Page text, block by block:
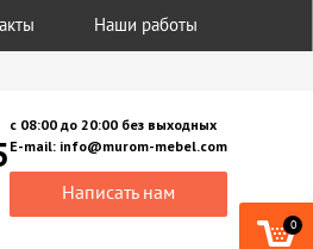
Наши работы
с 08:00 до 20:00 без выходных
E-mail: info@murom-mebel.com
Написать нам
0